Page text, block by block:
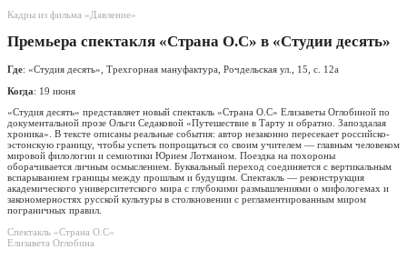
Кадры из фильма «Давление»
Премьера спектакля «Страна О.С» в «Студии десять»
Где: «Студия десять», Трехгорная мануфактура, Рочдельская ул., 15, с. 12а
Когда: 19 июня
«Студия десять» представляет новый спектакль «Страна О.С» Елизаветы Оглобиной по
документальной прозе Ольги Седаковой «Путешествие в Тарту и обратно. Запоздалая
хроника». В тексте описаны реальные события: автор незаконно пересекает российско-
эстонскую границу, чтобы успеть попрощаться со своим учителем — главным человеком
мировой филологии и семиотики Юрием Лотманом. Поездка на похороны
оборачивается личным осмыслением. Буквальный переход соединяется с вертикальным
вспарыванием границы между прошлым и будущим. Спектакль — реконструкция
академического университетского мира с глубокими размышлениями о мифологемах и
закономерностях русской культуры в столкновении с регламентированным миром
пограничных правил.
Спектакль «Страна О.С»
Елизавета Оглобина